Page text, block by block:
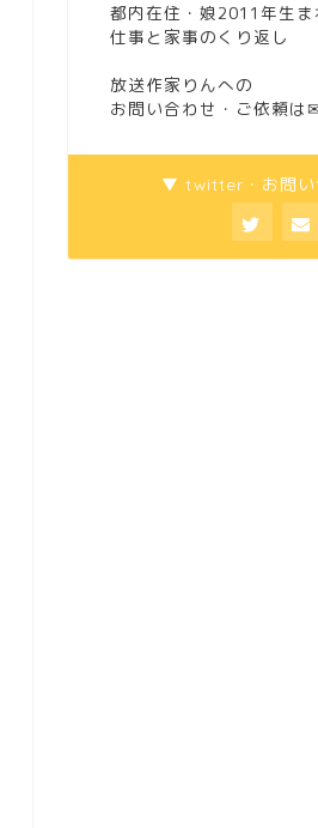
都内在住・娘2011年生ま
仕事と家事のくり返し
放送作家りんへの
お問い合わせ・ご依頼は
▼ twitter・お問